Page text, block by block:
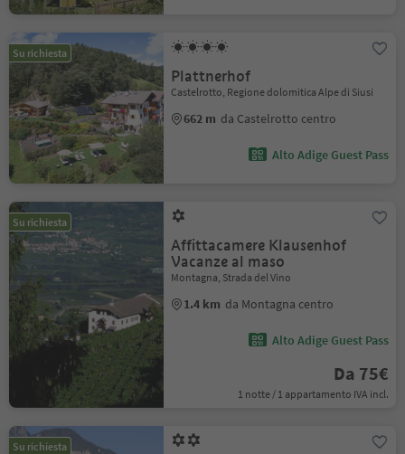
Su richiesta
Plattnerhof
Castelrotto, Regione dolomitica Alpe di Siusi
662 m da Castelrotto centro
Alto Adige Guest Pass
Su richiesta
Affittacamere Klausenhof
Vacanze al maso
Montagna, Strada del Vino
1.4 km da Montagna centro
Alto Adige Guest Pass
Da 75€
1 notte / 1 appartamento IVA incl.
Su richiesta